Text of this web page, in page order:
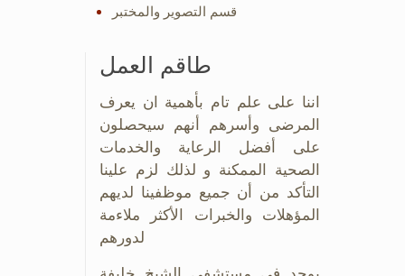
قسم التصوير والمختبر
طاقم العمل
اننا على علم تام بأهمية ان يعرف
المرضى وأسرهم أنهم سيحصلون
على أفضل الرعاية والخدمات
الصحية الممكنة و لذلك لزم علينا
التأكد من أن جميع موظفينا لديهم
المؤهلات والخبرات الأكثر ملاءمة
لدورهم